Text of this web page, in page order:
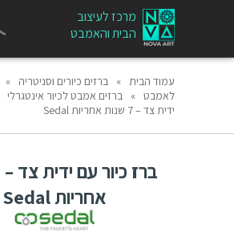
מרכז לעיצוב
הבית והאמבט
עמוד הבית » ברזים כיורים וסניטריה »
לאמבט » ברזים אמבט לכיור אינטגרלי
ידית צד – 7 שנות אחריות Sedal
אחריות Sedal